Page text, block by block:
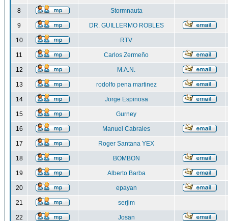
8 Stormnauta
9 DR. GUILLERMO ROBLES
10 RTV
11 Carlos Zermeño
12 M.A.N.
13 rodolfo pena martinez
14 Jorge Espinosa
15 Gurney
16 Manuel Cabrales
17 Roger Santana YEX
18 BOMBON
19 Alberto Barba
20 epayan
21 serjim
22 Josan